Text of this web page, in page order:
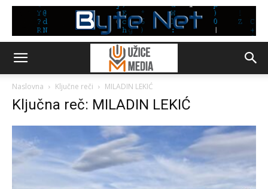
Naslovna Ključne reči MILADIN LEKIĆ
Ključna reč: MILADIN LEKIĆ